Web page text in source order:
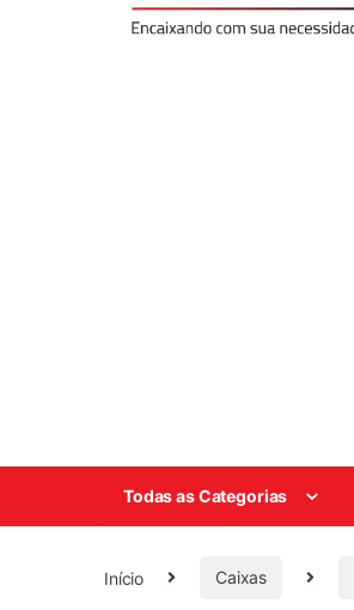
Todas as Categorias
Início Caixas